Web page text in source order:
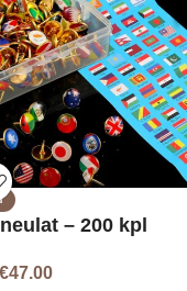
– 200 kpl
€47.00